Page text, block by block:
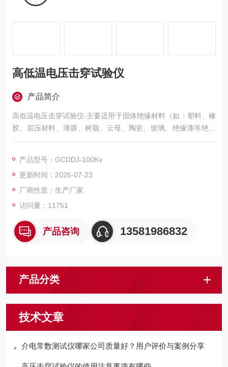
高低温电压击穿试验仪
产品简介
高低温电压击穿试验仪-主要适用于固体绝缘材料（如：塑料、橡
胶、层压材料、薄膜、树脂、云母、陶瓷、玻璃、绝缘漆等绝缘
材料及绝缘件）在工频电压或直流电压下击穿强度和耐电压的测
产品型号：GCDDJ-100Kv
更新时间：2026-07-23
厂商性质：生产厂家
访问量：11751
产品咨询 13581986832
产品分类
技术文章
介电常数测试仪哪家公司质量好？用户评价与案例分享